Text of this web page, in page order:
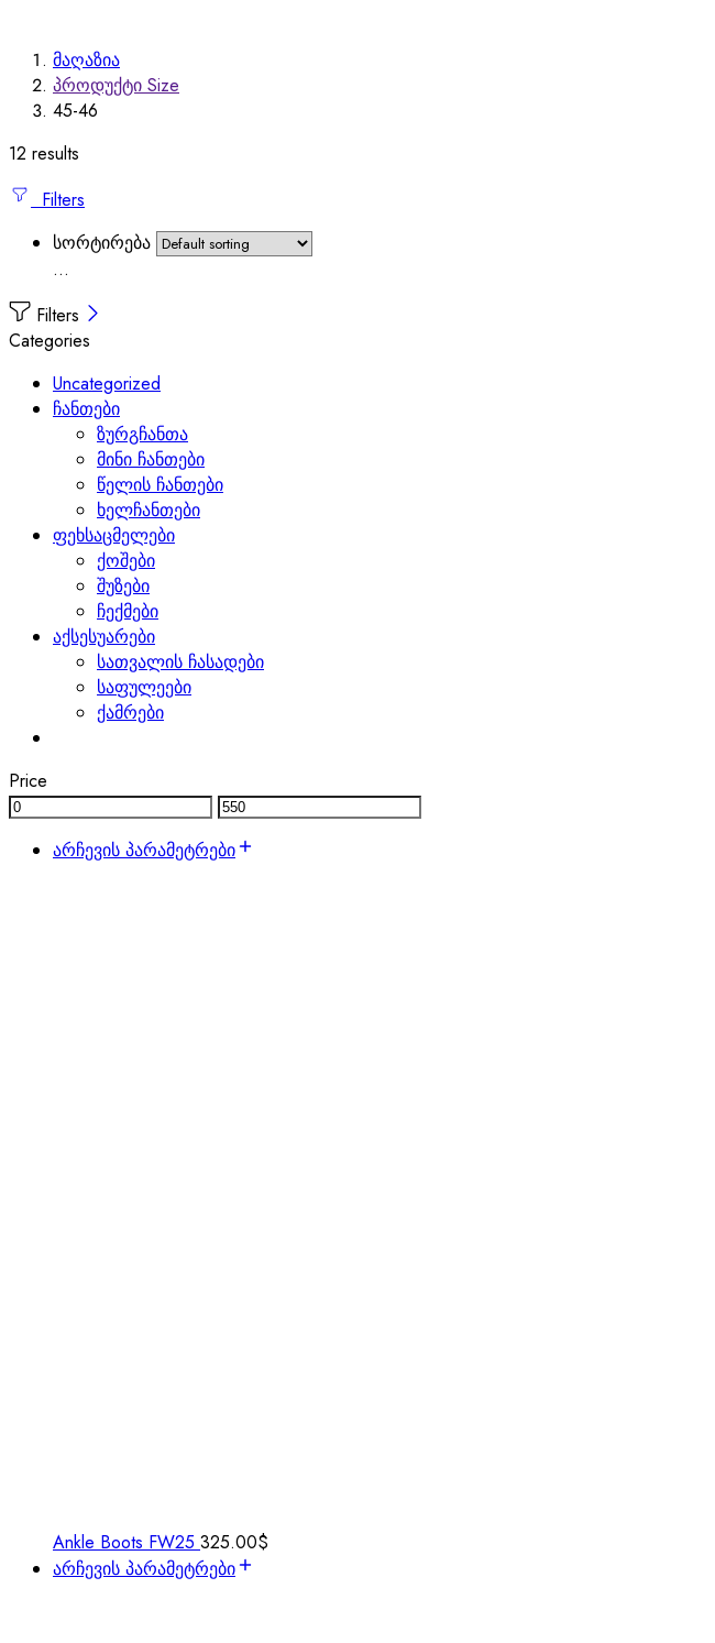
მაღაზია
პროდუქტი Size
45-46
12 results
Filters
სორტირება
...
Filters
Categories
Uncategorized
ჩანთები
ზურგჩანთა
მინი ჩანთები
წელის ჩანთები
ხელჩანთები
ფეხსაცმელები
ქოშები
შუზები
ჩექმები
აქსესუარები
სათვალის ჩასადები
საფულეები
ქამრები
Price
არჩევის პარამეტრები
Ankle Boots FW25 325.00$
არჩევის პარამეტრები